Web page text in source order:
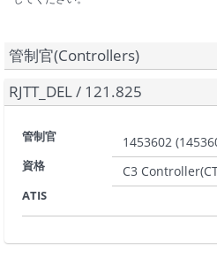
管制官(Controllers)
RJTT_DEL/ 121.825
管制官 1453602 (
資格 C3
ATIS